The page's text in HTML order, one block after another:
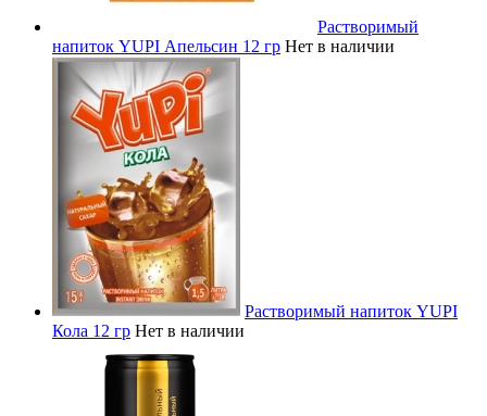
Растворимый
напиток YUPI Апельсин 12 гр Нет в наличии
Растворимый напиток YUPI
Кола 12 гр Нет в наличии